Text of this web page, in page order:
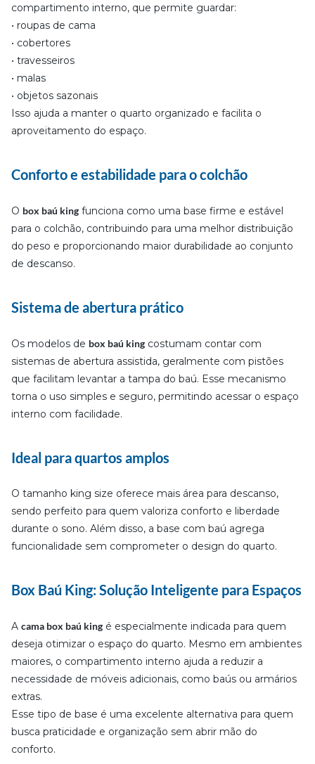
compartimento interno, que permite guardar:
• roupas de cama
• cobertores
• travesseiros
• malas
• objetos sazonais
Isso ajuda a manter o quarto organizado e facilita o
aproveitamento do espaço.
Conforto e estabilidade para o colchão
O box baú king funciona como uma base firme e estável
para o colchão, contribuindo para uma melhor distribuição
do peso e proporcionando maior durabilidade ao conjunto
de descanso.
Sistema de abertura prático
Os modelos de box baú king costumam contar com
sistemas de abertura assistida, geralmente com pistões
que facilitam levantar a tampa do baú. Esse mecanismo
torna o uso simples e seguro, permitindo acessar o espaço
interno com facilidade.
Ideal para quartos amplos
O tamanho king size oferece mais área para descanso,
sendo perfeito para quem valoriza conforto e liberdade
durante o sono. Além disso, a base com baú agrega
funcionalidade sem comprometer o design do quarto.
Box Baú King: Solução Inteligente para Espaços
A cama box baú king é especialmente indicada para quem
deseja otimizar o espaço do quarto. Mesmo em ambientes
maiores, o compartimento interno ajuda a reduzir a
necessidade de móveis adicionais, como baús ou armários
extras.
Esse tipo de base é uma excelente alternativa para quem
busca praticidade e organização sem abrir mão do
conforto.